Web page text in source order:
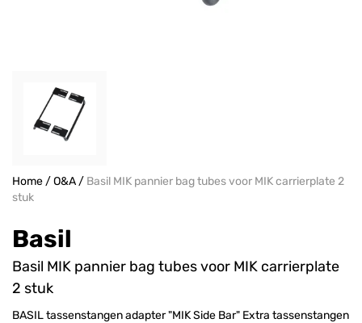
Home/O&A/ Basil MIK pannier bag tubes voor MIK carrierplate 2
stuk
Basil
Basil MIK pannier bag tubes voor MIK carrierplate
2 stuk
BASIL tassenstangen adapter "MIK Side Bar" Extra tassenstangen